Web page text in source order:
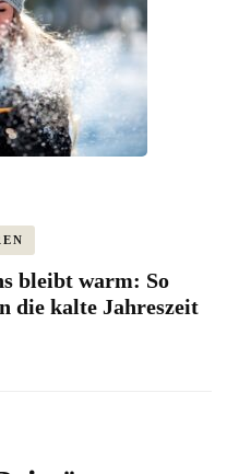
bleibt warm: So
die kalte Jahreszeit